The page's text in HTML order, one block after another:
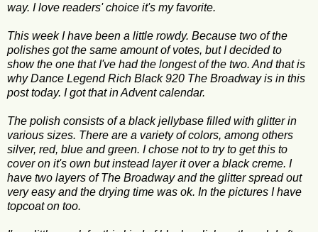
way. I love readers' choice it's my favorite.
This week I have been a little rowdy. Because two of the
polishes got the same amount of votes, but I decided to
show the one that I've had the longest of the two. And that is
why Dance Legend Rich Black 920 The Broadway is in this
post today. I got that in Advent calendar.
The polish consists of a black jellybase filled with glitter in
various sizes. There are a variety of colors, among others
silver, red, blue and green. I chose not to try to get this to
cover on it's own but instead layer it over a black creme. I
have two layers of The Broadway and the glitter spread out
very easy and the drying time was ok. In the pictures I have
topcoat on too.